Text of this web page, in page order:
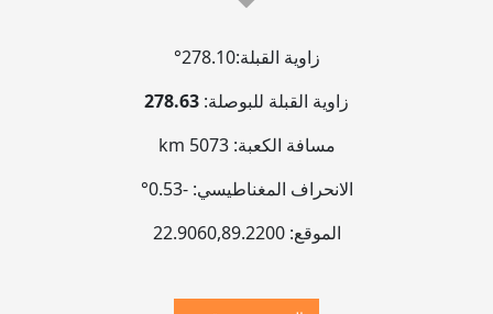
زاوية القبلة:278.10°
زاوية القبلة للبوصلة: 278.63
مسافة الكعبة:5073 km
الانحراف المغناطيسي:-0.53°
الموقع:
22.9060,89.2200